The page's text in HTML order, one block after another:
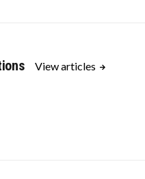
View articles